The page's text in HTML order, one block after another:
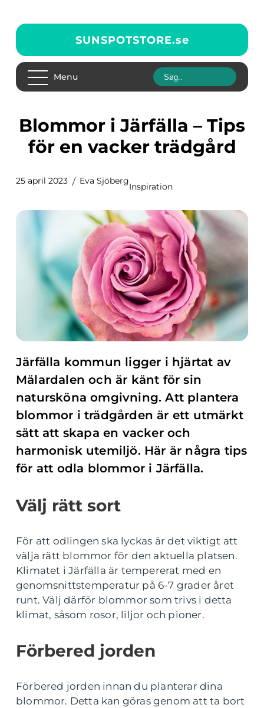
SUNSPOTSTORE.se
Menu
Blommor i Järfälla – Tips
för en vacker trädgård
25 april 2023 Eva Sjöberg
Inspiration
Järfälla kommun ligger i hjärtat av
Mälardalen och är känt för sin
natursköna omgivning. Att plantera
blommor i trädgården är ett utmärkt
sätt att skapa en vacker och
harmonisk utemiljö. Här är några tips
för att odla blommor i Järfälla.
Välj rätt sort
För att odlingen ska lyckas är det viktigt att
välja rätt blommor för den aktuella platsen.
Klimatet i Järfälla är tempererat med en
genomsnittstemperatur på 6-7 grader året
runt. Välj därför blommor som trivs i detta
klimat, såsom rosor, liljor och pioner.
Förbered jorden
Förbered jorden innan du planterar dina
blommor. Detta kan göras genom att ta bort